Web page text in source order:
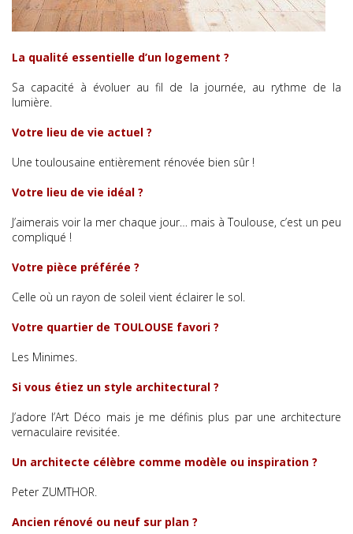
La qualité essentielle d’un logement ?
Sa capacité à évoluer au fil de la journée, au rythme de la
lumière.
Votre lieu de vie actuel ?
Une toulousaine entièrement rénovée bien sûr !
Votre lieu de vie idéal ?
J’aimerais voir la mer chaque jour… mais à Toulouse, c’est un peu
compliqué !
Votre pièce préférée ?
Celle où un rayon de soleil vient éclairer le sol.
Votre quartier de TOULOUSE favori ?
Les Minimes.
Si vous étiez un style architectural ?
J’adore l’Art Déco mais je me définis plus par une architecture
vernaculaire revisitée.
Un architecte célèbre comme modèle ou inspiration ?
Peter ZUMTHOR.
Ancien rénové ou neuf sur plan ?